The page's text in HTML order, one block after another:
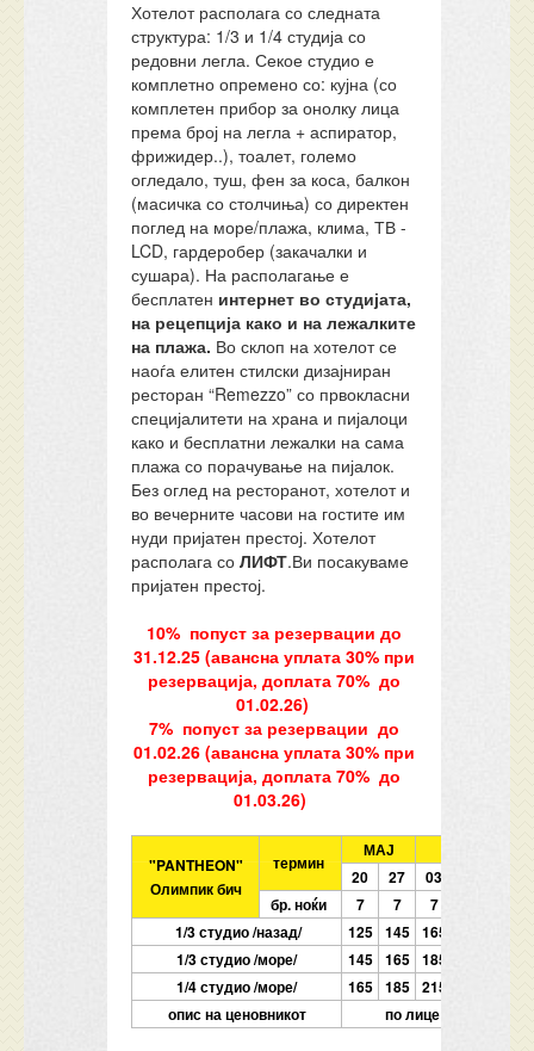
Хотелот располага со следната
структура: 1/3 и 1/4 студија со
редовни легла. Секое студио е
комплетно опремено со: кујна (со
комплетен прибор за онолку лица
према број на легла + аспиратор,
фрижидер..), тоалет, големо
огледало, туш, фен за коса, балкон
(масичка со столчиња) со директен
поглед на море/плажа, клима, ТВ -
LCD, гардеробер (закачалки и
сушара). На располагање е
бесплатен интернет во студијата,
на рецепција како и на лежалките
на плажа. Во склоп на хотелот се
наоѓа елитен стилски дизајниран
ресторан “Remezzo” со првокласни
специјалитети на храна и пијалоци
како и бесплатни лежалки на сама
плажа со порачување на пијалок.
Без оглед на ресторанот, хотелот и
во вечерните часови на гостите им
нуди пријатен престој. Хотелот
располага соЛИФТ.Ви посакуваме
пријатен престој.
10% попуст за резервации до
31.12.25 (авансна уплата 30% при
резервација, доплата 70% до
01.02.26)
7% попуст за резервации до
01.02.26 (авансна уплата 30% при
резервација, доплата 70% до
01.03.26)
"PANTHEON"
Олимпик бич
термин
МАЈ
20
27 03
бр. ноќи
7 7 7
1/3 студио /назад/
125 145 165
1/3 студио /море/
145 165 185
1/4 студио /море/
165 185 215
опис на ценовникот
по лице со превоз